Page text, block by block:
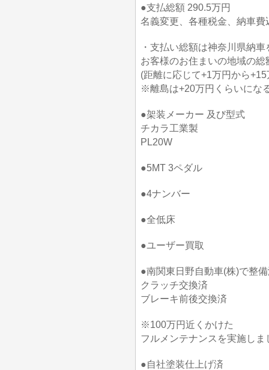
●支払総額 290.5万円
名義変更、各種税金、納車費
・支払い総額は神奈川県納
お客様のお住まいの地域の
(距離に応じて+1万円から
※離島は+20万円くらいにな
●架装メーカー 及び型式
チカラ工業製
PL20W
●5MT 3ペダル
●4ナンバー
●全低床
●ユーザー買取
●南関東日野自動車(株)で整
クラッチ交換済
ブレーキ前後交換済
※100万円近くかけた
フルメンテナンスを実施しま
●自社塗装仕上げ済